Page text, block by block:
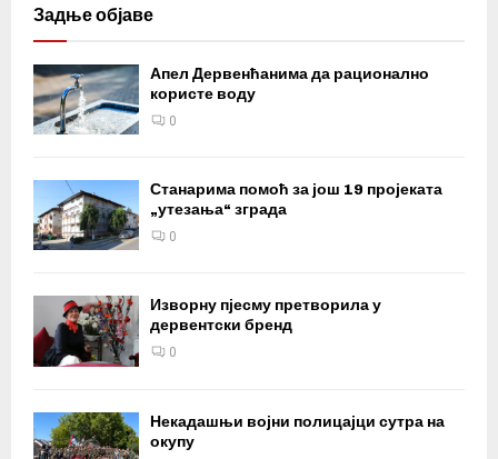
Задње објаве
Апел Дервенћанима да рационално
користе воду
0
Станарима помоћ за још 19 пројеката
„утезања“ зграда
0
Изворну пјесму претворила у
дервентски бренд
0
Некадашњи војни полицајци сутра на
окупу